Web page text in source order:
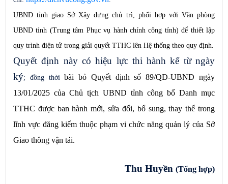
UBND tỉnh giao Sở Xây dựng chủ trì, phối hợp với Văn phòng
UBND tỉnh (Trung tâm Phục vụ hành chính công tỉnh) để thiết lập
quy trình điện tử trong giải quyết TTHC lên Hệ thống theo quy định.
Quyết định này có hiệu lực thi hành kể từ ngày
ký; đồng thời bãi bỏ Quyết định số 89/QĐ-UBND ngày
13/01/2025 của Chủ tịch UBND tỉnh công bố Danh mục
TTHC được ban hành mới, sửa đổi, bổ sung, thay thế trong
lĩnh vực đăng kiểm thuộc phạm vi chức năng quản lý của Sở
Giao thông vận tải.
Thu Huyền (Tổng hợp)